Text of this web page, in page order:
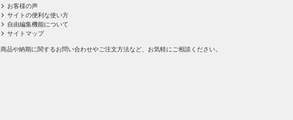
お客様の声
サイトの便利な使い方
自由編集機能について
サイトマップ
商品や納期に関するお問い合わせやご注文方法など、お気軽にご相談ください。